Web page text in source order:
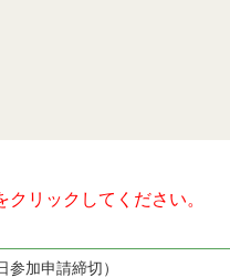
リックしてください。
加申請締切）